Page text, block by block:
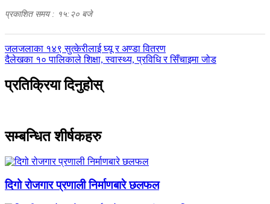
प्रकाशित समय : १५:२० बजे
पछिल्लाे
-
जलजलाका १४९ सुत्केरीलाई घ्यू र अण्डा वितरण
अघिल्लाे
दैलेखका १० पालिकाले शिक्षा, स्वास्थ्य, प्रविधि र सिँचाइमा जोड
प्रतिक्रिया दिनुहोस्
सम्बन्धित शीर्षकहरु
दिगो रोजगार प्रणाली निर्माणबारे छलफल